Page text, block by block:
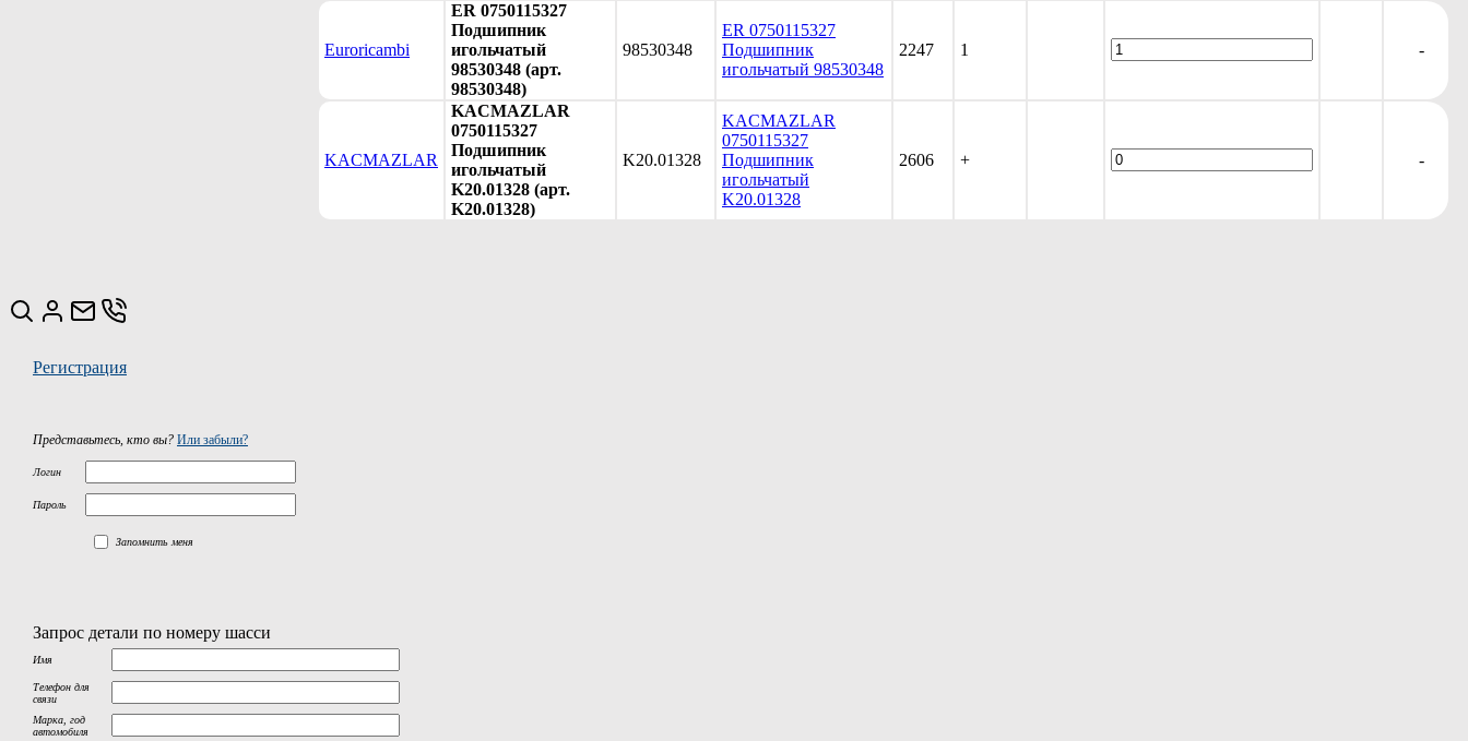
Euroricambi
ER 0750115327
Подшипник
игольчатый
98530348 (арт.
98530348)
98530348
ER 0750115327
Подшипник
игольчатый 98530348
2247 1 -
KACMAZLAR
KACMAZLAR
0750115327
Подшипник
игольчатый
K20.01328 (арт.
K20.01328)
K20.01328
KACMAZLAR
0750115327
Подшипник
игольчатый
K20.01328
2606 + -
Регистрация
Представьтесь, кто вы? Или забыли?
Логин
Пароль
Запомнить меня
Запрос детали по номеру шасси
Имя
Телефон для
связи
Марка, год
автомобиля